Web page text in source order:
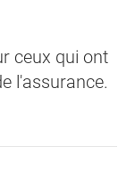
ceux qui ont
l'assurance.